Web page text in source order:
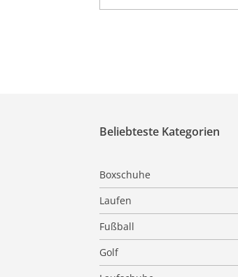
Beliebteste Kategorien
Boxschuhe
Laufen
Fußball
Golf